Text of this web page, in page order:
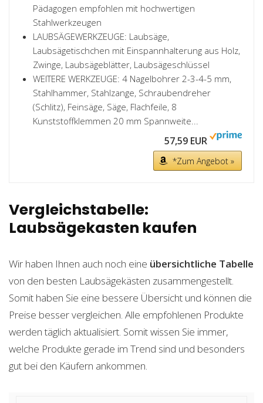
Pädagogen empfohlen mit hochwertigen
Stahlwerkzeugen
LAUBSÄGEWERKZEUGE: Laubsäge,
Laubsägetischchen mit Einspannhalterung aus Holz,
Zwinge, Laubsägeblätter, Laubsägeschlüssel
WEITERE WERKZEUGE: 4 Nagelbohrer 2-3-4-5 mm,
Stahlhammer, Stahlzange, Schraubendreher
(Schlitz), Feinsäge, Säge, Flachfeile, 8
Kunststoffklemmen 20 mm Spannweite...
57,59 EUR
*Zum Angebot »
Vergleichstabelle:
Laubsägekasten kaufen
Wir haben Ihnen auch noch eine übersichtliche Tabelle
von den besten Laubsägekästen zusammengestellt.
Somit haben Sie eine bessere Übersicht und können die
Preise besser vergleichen. Alle empfohlenen Produkte
werden täglich aktualisiert. Somit wissen Sie immer,
welche Produkte gerade im Trend sind und besonders
gut bei den Käufern ankommen.